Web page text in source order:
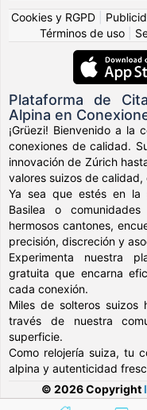
Cookies y RGPD
Términos de uso
Plataforma de
Alpina en
¡Grüezi! Bienvenido a la
conexiones de calidad.
innovación de Zúrich
valores suizos de
Ya sea que estés en la
Basilea o
hermosos cantones,
precisión, discreción y
Experimenta nuestra
gratuita que encarna
cada conexión.
Miles de solteros suizos
través de nuestra
superficie.
Como relojería suiza, tu
alpina y autenticidad
© 2026 Copyright